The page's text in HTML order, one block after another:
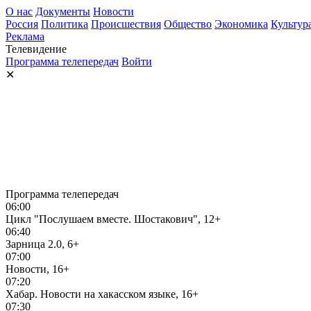
О нас Документы Новости
Россия Политика Происшествия Общество Экономика
Реклама
Телевидение
Программа телепередач Войти
✕
Программа телепередач
06:00
Цикл "Послушаем вместе. Шостакович", 12+
06:40
Зарница 2.0, 6+
07:00
Новости, 16+
07:20
Хабар. Новости на хакасском языке, 16+
07:30